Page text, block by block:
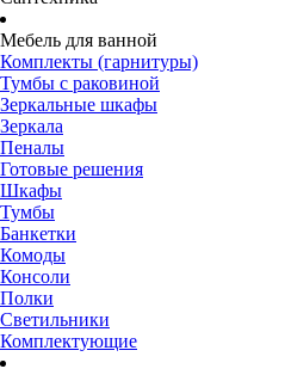
Мебель для ванной
Комплекты (гарнитуры)
Тумбы с раковиной
Зеркальные шкафы
Зеркала
Пеналы
Готовые решения
Шкафы
Тумбы
Банкетки
Комоды
Консоли
Полки
Светильники
Комплектующие